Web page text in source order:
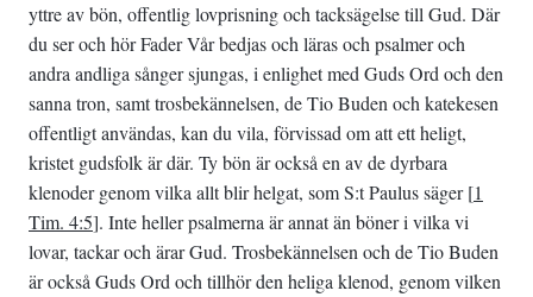
yttre av bön, offentlig lovprisning och tacksägelse till Gud. Där
du ser och hör Fader Vår bedjas och läras och psalmer och
andra andliga sånger sjungas, i enlighet med Guds Ord och den
sanna tron, samt trosbekännelsen, de Tio Buden och katekesen
offentligt användas, kan du vila, förvissad om att ett heligt,
kristet gudsfolk är där. Ty bön är också en av de dyrbara
klenoder genom vilka allt blir helgat, som S:t Paulus säger [1
Tim. 4:5]. Inte heller psalmerna är annat än böner i vilka vi
lovar, tackar och ärar Gud. Trosbekännelsen och de Tio Buden
är också Guds Ord och tillhör den heliga klenod, genom vilken